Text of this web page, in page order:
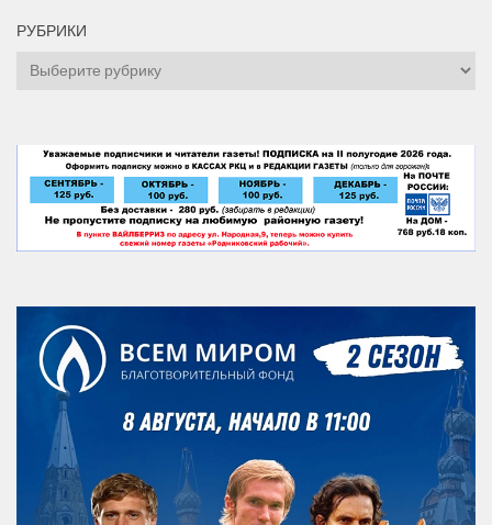
РУБРИКИ
Рубрики